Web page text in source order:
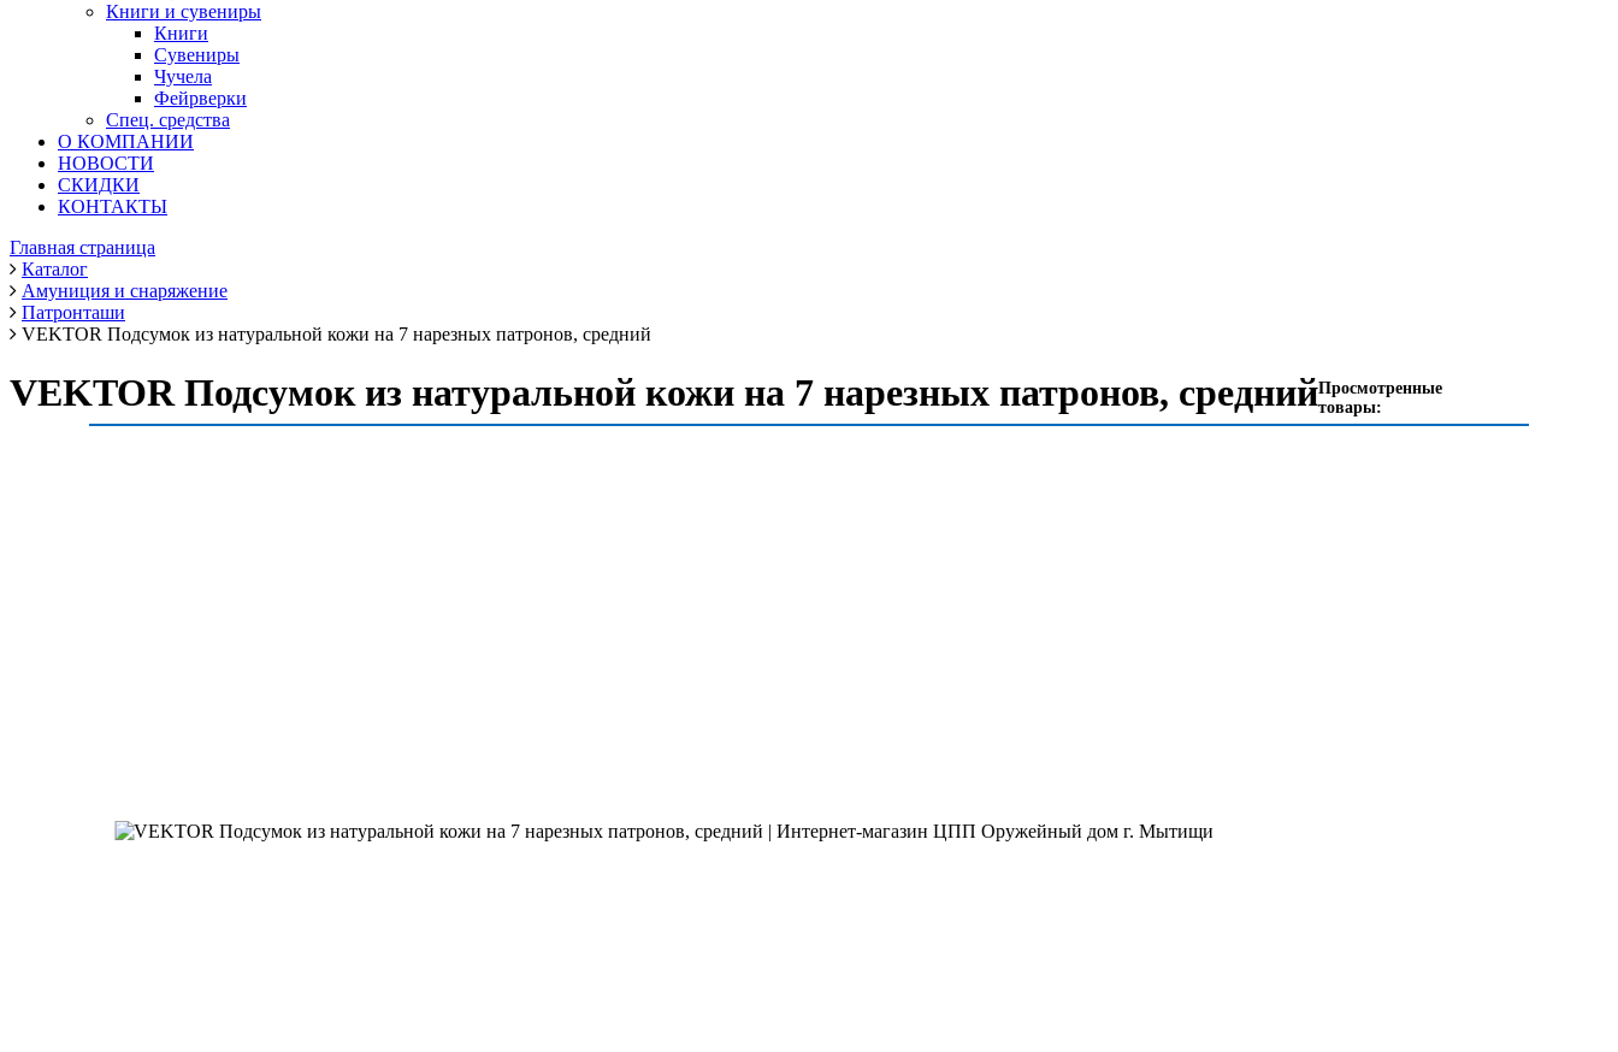
Книги и сувениры
Книги
Сувениры
Чучела
Фейрверки
Спец. средства
О КОМПАНИИ
НОВОСТИ
СКИДКИ
КОНТАКТЫ
Главная страница
Каталог
Амуниция и снаряжение
Патронташи
VEKTOR Подсумок из натуральной кожи на 7 нарезных патронов, средний
VEKTOR Подсумок из натуральной кожи на 7 нарезных патронов, среднийПросмотренные
товары: